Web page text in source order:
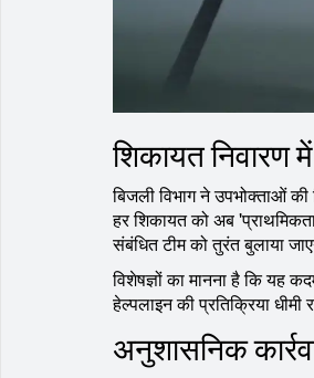
शिकायत निवारण
बिजली विभाग ने उपभोक्ताओं
हर शिकायत को अब
संबंधित टीम को तुरंत बुलाया
विशेषज्ञों का मानना है कि यह
हेल्पलाइन की प्रतिक्रिया
अनुशासनिक